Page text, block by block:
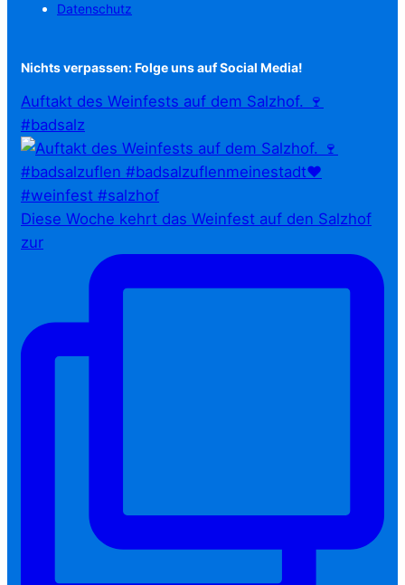
Datenschutz
Nichts verpassen: Folge uns auf Social Media!
Auftakt des Weinfests auf dem Salzhof. 🍷
#badsalz
Diese Woche kehrt das Weinfest auf den Salzhof
zur